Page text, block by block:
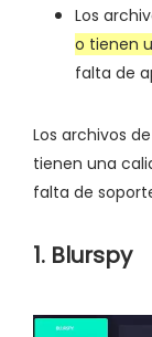
Los
o tienen
falta de
Los archivos
tienen una
falta de
1. Blurspy